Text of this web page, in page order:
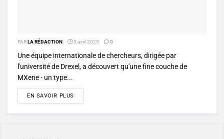
PARLA RÉDACTION 3 avril 2023 0
Une équipe internationale de chercheurs, dirigée par
l'université de Drexel, a découvert qu'une fine couche de
MXene - un type...
EN SAVOIR PLUS